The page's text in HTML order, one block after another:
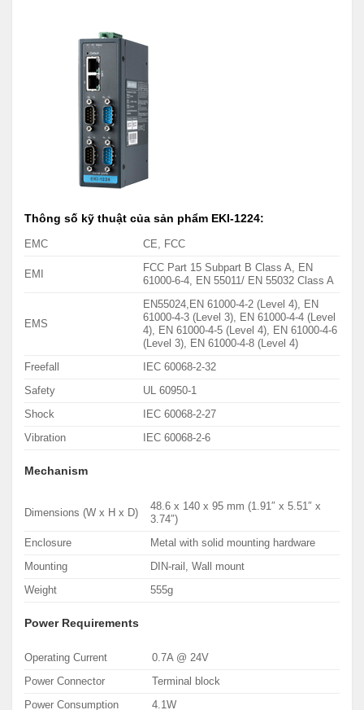
Thông số kỹ thuật của sản phẩm EKI-1224:
EMC CE, FCC
EMI
FCC Part 15 Subpart B Class A, EN
61000-6-4, EN 55011/ EN 55032 Class A
EMS
EN55024,EN 61000-4-2 (Level 4), EN
61000-4-3 (Level 3), EN 61000-4-4 (Level
4), EN 61000-4-5 (Level 4), EN 61000-4-6
(Level 3), EN 61000-4-8 (Level 4)
Freefall IEC 60068-2-32
Safety UL 60950-1
Shock IEC 60068-2-27
Vibration IEC 60068-2-6
Mechanism
Dimensions (W x H x D)
48.6 x 140 x 95 mm (1.91″ x 5.51″ x
3.74″)
Enclosure Metal with solid mounting hardware
Mounting DIN-rail, Wall mount
Weight 555g
Power Requirements
Operating Current 0.7A @ 24V
Power Connector Terminal block
Power Consumption 4.1W